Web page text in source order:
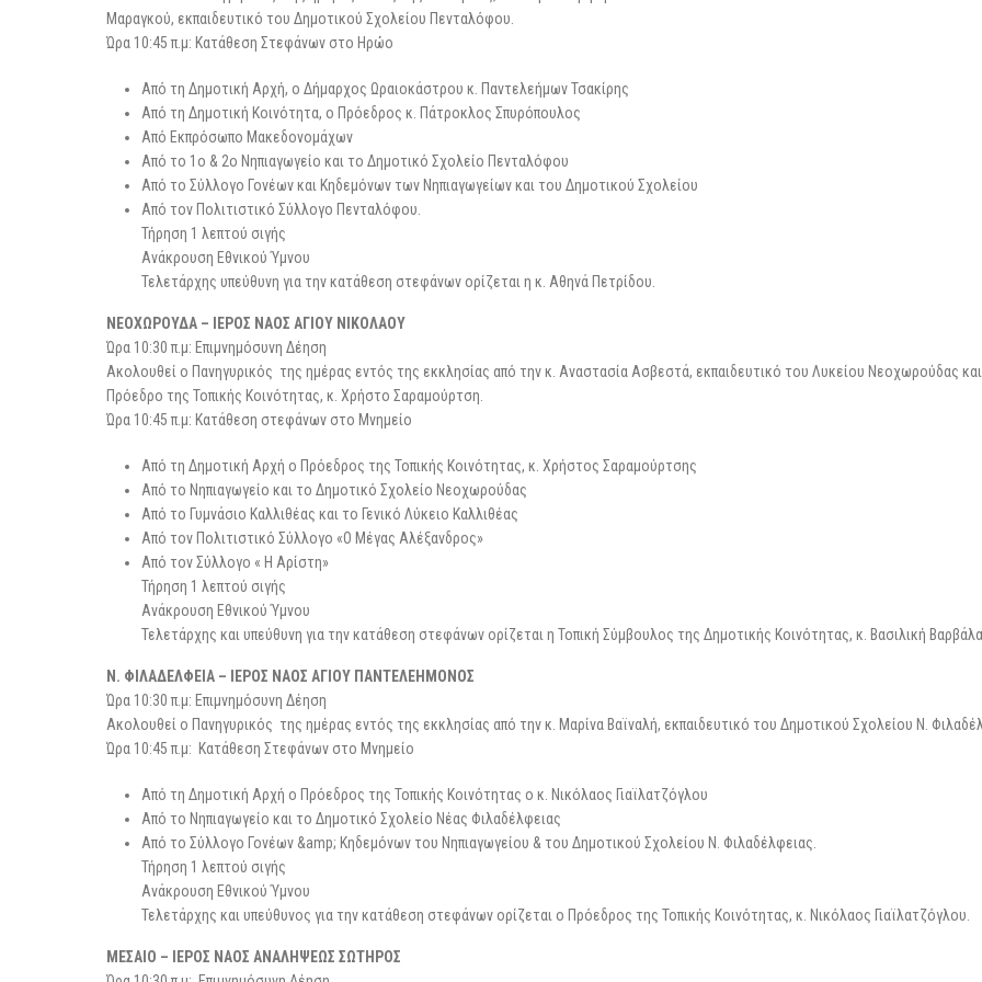
Μαραγκού, εκπαιδευτικό του Δημοτικού Σχολείου Πενταλόφου.
Ώρα 10:45 π.μ: Κατάθεση Στεφάνων στο Ηρώο
Από τη Δημοτική Αρχή, ο Δήμαρχος Ωραιοκάστρου κ. Παντελεήμων Τσακίρης
Από τη Δημοτική Κοινότητα, ο Πρόεδρος κ. Πάτροκλος Σπυρόπουλος
Από Εκπρόσωπο Μακεδονομάχων
Από το 1ο & 2ο Νηπιαγωγείο και το Δημοτικό Σχολείο Πενταλόφου
Από το Σύλλογο Γονέων και Κηδεμόνων των Νηπιαγωγείων και του Δημοτικού Σχολείου
Από τον Πολιτιστικό Σύλλογο Πενταλόφου.
Τήρηση 1 λεπτού σιγής
Ανάκρουση Εθνικού Ύμνου
Τελετάρχης υπεύθυνη για την κατάθεση στεφάνων ορίζεται η κ. Αθηνά Πετρίδου.
ΝΕΟΧΩΡΟΥΔΑ – ΙΕΡΟΣ ΝΑΟΣ ΑΓΙΟΥ ΝΙΚΟΛΑΟΥ
Ώρα 10:30 π.μ: Επιμνημόσυνη Δέηση
Ακολουθεί ο Πανηγυρικός της ημέρας εντός της εκκλησίας από την κ. Αναστασία Ασβεστά, εκπαιδευτικό του Λυκείου Νεοχωρούδας
Πρόεδρο της Τοπικής Κοινότητας, κ. Χρήστο Σαραμούρτση.
Ώρα 10:45 π.μ: Κατάθεση στεφάνων στο Μνημείο
Από τη Δημοτική Αρχή ο Πρόεδρος της Τοπικής Κοινότητας, κ. Χρήστος Σαραμούρτσης
Από το Νηπιαγωγείο και το Δημοτικό Σχολείο Νεοχωρούδας
Από το Γυμνάσιο Καλλιθέας και το Γενικό Λύκειο Καλλιθέας
Από τον Πολιτιστικό Σύλλογο «Ο Μέγας Αλέξανδρος»
Από τον Σύλλογο « Η Αρίστη»
Τήρηση 1 λεπτού σιγής
Ανάκρουση Εθνικού Ύμνου
Τελετάρχης και υπεύθυνη για την κατάθεση στεφάνων ορίζεται η Τοπική Σύμβουλος της Δημοτικής Κοινότητας, κ. Βασιλική
Ν. ΦΙΛΑΔΕΛΦΕΙΑ – ΙΕΡΟΣ ΝΑΟΣ ΑΓΙΟΥ ΠΑΝΤΕΛΕΗΜΟΝΟΣ
Ώρα 10:30 π.μ: Επιμνημόσυνη Δέηση
Ακολουθεί ο Πανηγυρικός της ημέρας εντός της εκκλησίας από την κ. Μαρίνα Βαϊναλή, εκπαιδευτικό του Δημοτικού Σχολείου Ν.
Ώρα 10:45 π.μ: Κατάθεση Στεφάνων στο Μνημείο
Από τη Δημοτική Αρχή ο Πρόεδρος της Τοπικής Κοινότητας ο κ. Νικόλαος Γιαϊλατζόγλου
Από το Νηπιαγωγείο και το Δημοτικό Σχολείο Νέας Φιλαδέλφειας
Από το Σύλλογο Γονέων &amp; Κηδεμόνων του Νηπιαγωγείου & του Δημοτικού Σχολείου Ν. Φιλαδέλφειας.
Τήρηση 1 λεπτού σιγής
Ανάκρουση Εθνικού Ύμνου
Τελετάρχης και υπεύθυνος για την κατάθεση στεφάνων ορίζεται ο Πρόεδρος της Τοπικής Κοινότητας, κ. Νικόλαος Γιαϊλατζόγλου.
ΜΕΣΑΙΟ – ΙΕΡΟΣ ΝΑΟΣ ΑΝΑΛΗΨΕΩΣ ΣΩΤΗΡΟΣ